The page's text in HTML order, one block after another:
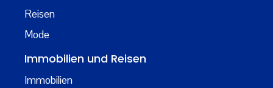
Reisen
Mode
Immobilien und Reisen
Immobilien